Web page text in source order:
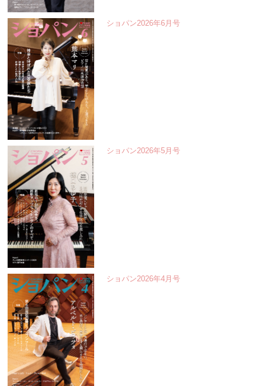
ショパン2026年6月号
ショパン2026年5月号
ショパン2026年4月号